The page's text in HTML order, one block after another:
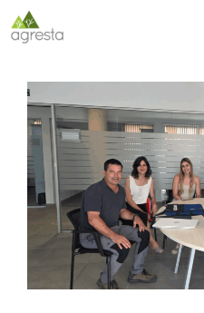
Saltar
al